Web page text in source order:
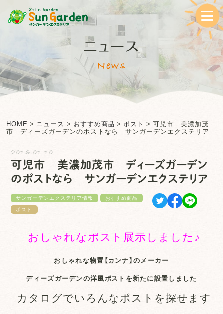
ニュース
News
HOME > ニュース > おすすめ商品 > ポスト >可児市 美濃加茂
市 ディーズガーデンのポストなら サンガーデンエクステリア
2016.01.10
可児市 美濃加茂市 ディーズガーデン
のポストなら サンガーデンエクステリア
サンガーデンエクステリア情報
おすすめ商品
ポスト
おしゃれなポスト展示しました♪
おしゃれな物置【カンナ】のメーカー
ディーズガーデンの洋風ポストを新たに設置しました
カタログでいろんなポストを探せます